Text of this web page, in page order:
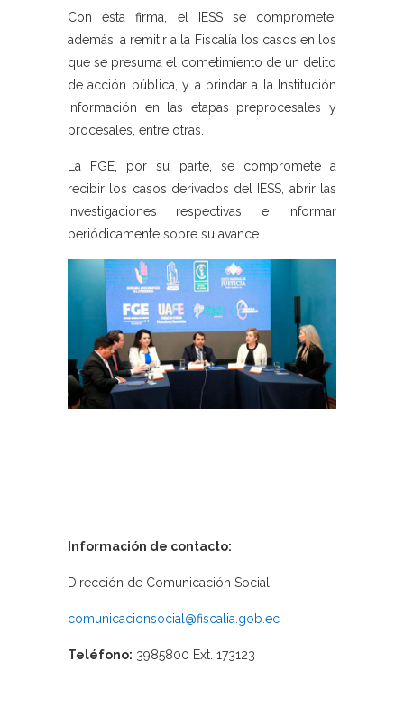
Con esta firma, el IESS se compromete,
además, a remitir a la Fiscalía los casos en los
que se presuma el cometimiento de un delito
de acción pública, y a brindar a la Institución
información en las etapas preprocesales y
procesales, entre otras.
La FGE, por su parte, se compromete a
recibir los casos derivados del IESS, abrir las
investigaciones respectivas e informar
periódicamente sobre su avance.
Información de contacto:
Dirección de Comunicación Social
comunicacionsocial@fiscalia.gob.ec
Teléfono: 3985800 Ext. 173123